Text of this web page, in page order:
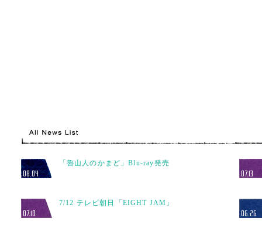
08.04
「魯山人のかまど」Blu-ray発売
07.13
07.10
7/12 テレビ朝日「EIGHT JAM」
06.26